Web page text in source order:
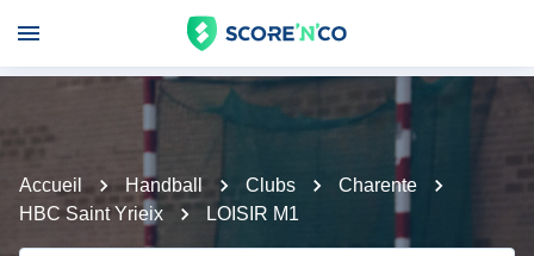
Accueil Handball Clubs
Charente
HBC Saint Yrieix
LOISIR M1